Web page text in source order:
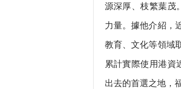
源深厚、枝繁葉茂
力量。據他介紹，
教育、文化等領域
累計實際使用港資
出去的首選之地，